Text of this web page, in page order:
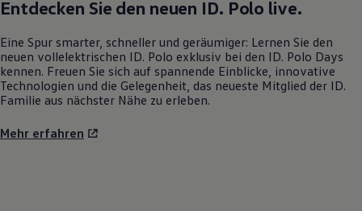
Entdecken Sie den neuen ID. Polo live.
Eine Spur smarter, schneller und geräumiger: Lernen Sie den
neuen vollelektrischen ID. Polo exklusiv bei den ID. Polo Days
kennen. Freuen Sie sich auf spannende Einblicke, innovative
Technologien und die Gelegenheit, das neueste Mitglied der ID.
Familie aus nächster Nähe zu erleben.
Mehr erfahren